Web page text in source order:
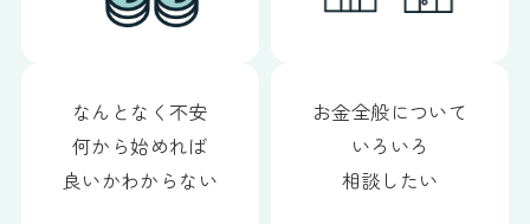
なんとなく不安
何から始めれば
良いかわからない
……………………
お金全般について
いろいろ
相談したい
……………………